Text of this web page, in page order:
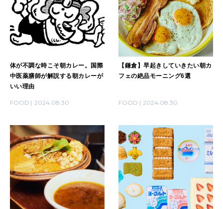
MAGAZINE
2026年9月号「北海道 おいしく遊ぶ、夏のご褒美旅。」
2026年8月号『お茶の時間です。』
2026年7月号「鎌倉 ローカルが 教えてくれた 本当の歩き方。」
2026年6月号「大銀座 トレンドが生まれる 新しい一流店へ。」
2026年5月号「“大好き”に出会いに。韓国」
2026年4月号「未来をつくる、学びの教科書。」
2026年3月号「スイーツ予想図 2026」
MAGAZINE MOOK
FOLLOW US!
体が不調な時こそ朝カレー。国際
中医薬膳師が解説する朝カレーが
いい理由
FOOD 2024.08.30
【鎌倉】早起きしていきたい朝カ
フェの絶品モーニング6選
FOOD 2024.08.30